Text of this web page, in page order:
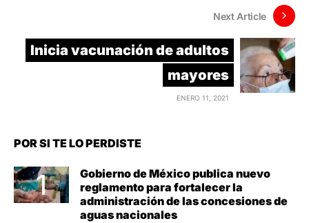
Next Article
Inicia vacunación de adultos
mayores
ENERO 11, 2021
POR SI TE LO PERDISTE
Gobierno de México publica nuevo
reglamento para fortalecer la
administración de las concesiones de
aguas nacionales